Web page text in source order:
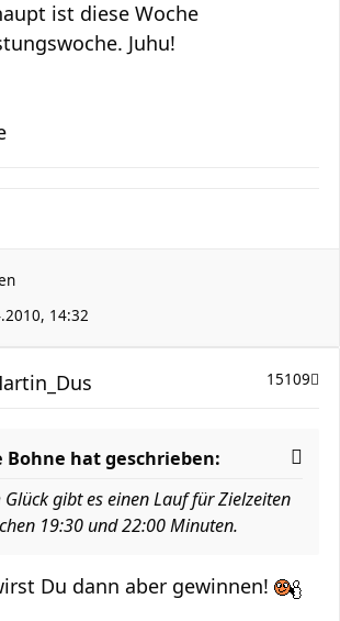
ist diese Woche
Juhu!
14:32
15109
Bohne hat geschrieben:
Glück gibt es einen Lauf für Zielzeiten
19:30 und 22:00 Minuten.
Du dann aber gewinnen!